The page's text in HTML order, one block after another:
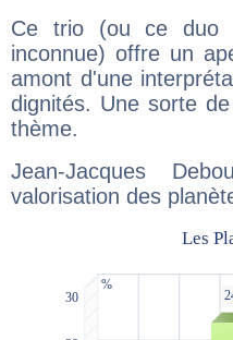
Ce trio (ou ce duo
inconnue) offre un
amont d'une
dignités. Une sorte
thème.
Jean-Jacques
valorisation des